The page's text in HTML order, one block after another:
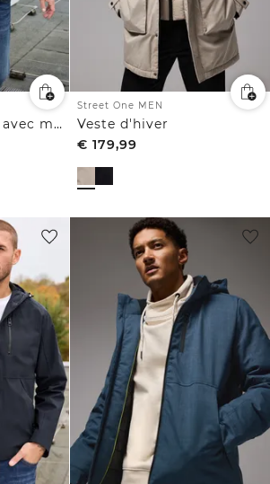
Veste matelassée avec manches en sweat
Street One MEN
Veste d'hiver
€ 179,99